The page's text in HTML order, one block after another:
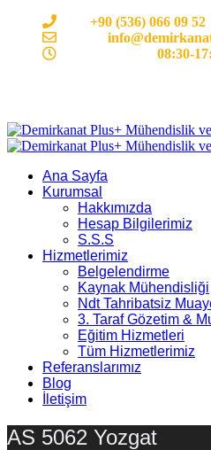
+90 (536) 066 09 52
08:30-
Ana Sayfa
Kurumsal
Hakkımızda
Hesap Bilgilerimiz
S.S.S
Hizmetlerimiz
Belgelendirme
Kaynak Mühendisliği
Ndt Tahribatsiz
3. Taraf Gözetim &
Eğitim Hizmetleri
Tüm Hizmetlerimiz
Referanslarımız
Blog
İletişim
AS 5062 Yozgat